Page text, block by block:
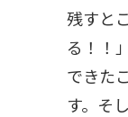
残すと
る！！
できた
す。そ